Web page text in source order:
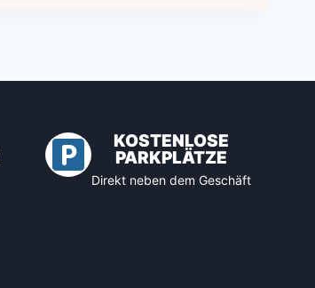
KOSTENLOSE
PARKPLÄTZE
Direkt neben dem Geschäft